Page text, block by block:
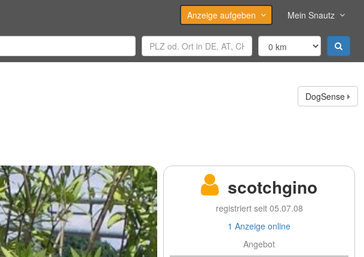
Anzeige aufgeben Mein Snautz
DogSense
scotchgino
registriert seit 05.07.08
1 Anzeige online
Angebot